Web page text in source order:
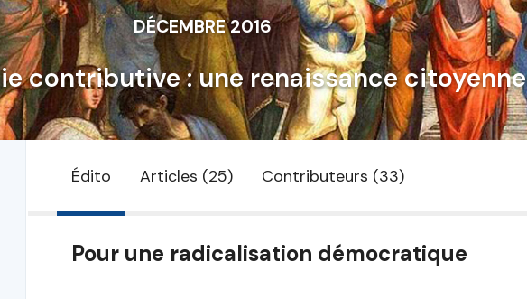
DÉCEMBRE 2016
contributive : une renaissance citoyenne
Édito Articles (25) Contributeurs (33)
Pour une radicalisation démocratique